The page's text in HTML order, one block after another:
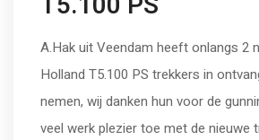
A.Hak uit Veendam heeft onlangs 2
Holland T5.100 PS trekkers in
nemen, wij danken hun voor de
veel werk plezier toe met de nieuwe